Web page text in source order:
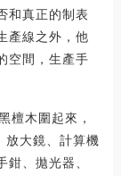
和真正的制表
產線之外，他
空間，生產手
檀木圍起來，
放大鏡、計算機
、拋光器、